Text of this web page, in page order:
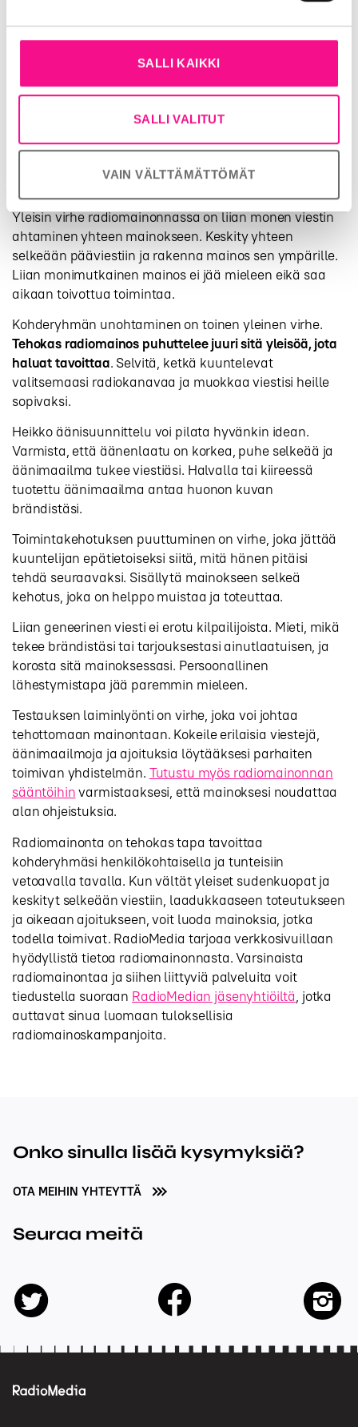
SALLI KAIKKI
SALLI VALITUT
VAIN VÄLTTÄMÄTTÖMÄT
tehokkuuteen. Lyhyt, intensiivinen kampanja voi toimia
tiettyyn tapahtumaan tai tarjoukseen liittyen, kun taas
pidempi kampanja rakentaa bränditunnettuutta ja
jättää pysyvämmän muistijäljen.
Mitä virheitä
radiomainoksissa kannattaa
välttää?
Yleisin virhe radiomainonnassa on liian monen viestin
ahtaminen yhteen mainokseen. Keskity yhteen
selkeään pääviestiin ja rakenna mainos sen ympärille.
Liian monimutkainen mainos ei jää mieleen eikä saa
aikaan toivottua toimintaa.
Kohderyhmän unohtaminen on toinen yleinen virhe.
Tehokas radiomainos puhuttelee juuri sitä yleisöä, jota
haluat tavoittaa. Selvitä, ketkä kuuntelevat
valitsemaasi radiokanavaa ja muokkaa viestisi heille
sopivaksi.
Heikko äänisuunnittelu voi pilata hyvänkin idean.
Varmista, että äänenlaatu on korkea, puhe selkeää ja
äänimaailma tukee viestiäsi. Halvalla tai kiireessä
tuotettu äänimaailma antaa huonon kuvan
brändistäsi.
Toimintakehotuksen puuttuminen on virhe, joka jättää
kuuntelijan epätietoiseksi siitä, mitä hänen pitäisi
tehdä seuraavaksi. Sisällytä mainokseen selkeä
kehotus, joka on helppo muistaa ja toteuttaa.
Liian geneerinen viesti ei erotu kilpailijoista. Mieti, mikä
tekee brändistäsi tai tarjouksestasi ainutlaatuisen, ja
korosta sitä mainoksessasi. Persoonallinen
lähestymistapa jää paremmin mieleen.
Testauksen laiminlyönti on virhe, joka voi johtaa
tehottomaan mainontaan. Kokeile erilaisia viestejä,
äänimaailmoja ja ajoituksia löytääksesi parhaiten
toimivan yhdistelmän. Tutustu myös radiomainonnan
sääntöihinvarmistaaksesi, että mainoksesi noudattaa
alan ohjeistuksia.
Radiomainonta on tehokas tapa tavoittaa
kohderyhmäsi henkilökohtaisella ja tunteisiin
vetoavalla tavalla. Kun vältät yleiset sudenkuopat ja
keskityt selkeään viestiin, laadukkaaseen toteutukseen
ja oikeaan ajoitukseen, voit luoda mainoksia, jotka
todella toimivat. RadioMedia tarjoaa verkkosivuillaan
hyödyllistä tietoa radiomainonnasta. Varsinaista
radiomainontaa ja siihen liittyviä palveluita voit
tiedustella suoraan RadioMedian jäsenyhtiöiltä, jotka
auttavat sinua luomaan tuloksellisia
radiomainoskampanjoita.
Onko sinulla lisää kysymyksiä?
OTA MEIHIN YHTEYTTÄ
Seuraa meitä
twitter facebook